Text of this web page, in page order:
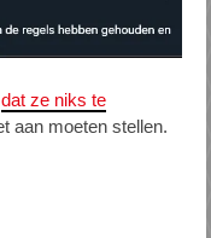
dat ze niks te
aan moeten stellen.